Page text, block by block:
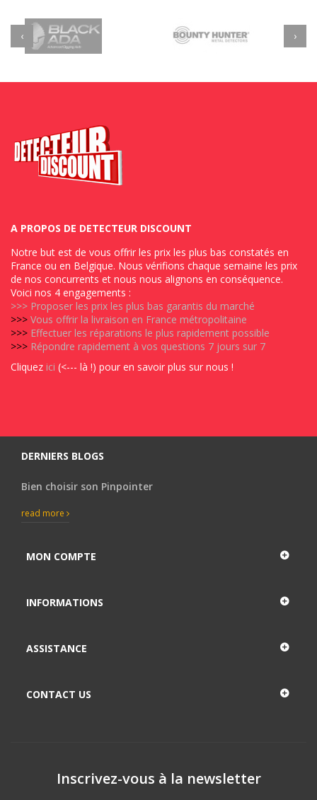
‹ ›
A PROPOS DE DETECTEUR DISCOUNT
Notre but est de vous offrir les prix les plus bas constatés en
France ou en Belgique. Nous vérifions chaque semaine les prix
de nos concurrents et nous nous alignons en conséquence.
Voici nos 4 engagements :
>>> Proposer les prix les plus bas garantis du marché
>>> Vous offrir la livraison en France métropolitaine
>>> Effectuer les réparations le plus rapidement possible
>>> Répondre rapidement à vos questions 7 jours sur 7
Cliquez ici (<--- là !) pour en savoir plus sur nous !
DERNIERS BLOGS
Bien choisir son Pinpointer
read more
MON COMPTE
INFORMATIONS
ASSISTANCE
CONTACT US
Inscrivez-vous à la newsletter